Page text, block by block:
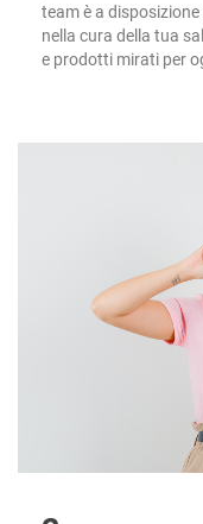
team è a
nella cura della tua
e prodotti mirati per